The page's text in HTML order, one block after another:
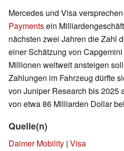
Mercedes und Visa
Paymentsein
nächsten zwei Jahren die Zahl
einer Schätzung von
Millionen weltweit ansteigen
Zahlungen im Fahrzeug dürfte
von Juniper Research bis 2025
von etwa 86 Milliarden Dollar
Quelle(n)
Daimer Mobility | Visa